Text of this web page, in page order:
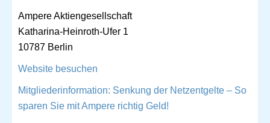
Ampere Aktiengesellschaft
Katharina-Heinroth-Ufer 1
10787 Berlin
Website besuchen
Mitgliederinformation: Senkung der Netzentgelte – So
sparen Sie mit Ampere richtig Geld!